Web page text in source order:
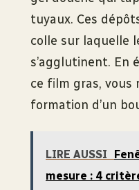
tuyaux. Ces
colle sur laquelle
s’agglutinent. En
ce film gras, vous
formation d’un
LIRE AUSSI
mesure : 4